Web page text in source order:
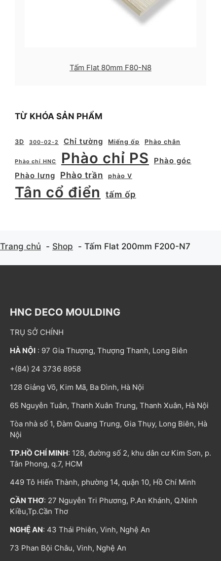
Tấm Flat 80mm F80-N8
TỪ KHÓA SẢN PHẨM
3D 300-02-2 Chỉ tường Miếng ốp Phào chân
Phào chỉ HNC Phào chỉ PS
Phào góc
Phào lưng
Phào trần phào V
Tân cổ điển tấm ốp
Trang chủ Shop Tấm Flat 200mm F200-N7
HNC DECO MOULDING
TRỤ SỞ CHÍNH
HÀ NỘI : 97 Gia Thượng, Thượng Thanh, Long Biên
+(84) 24 3736 8958
128 Giảng Võ, Kim Mã, Ba Đình, Hà Nội
65 Nguyễn Tuân, Thanh Xuân Trung, Thanh Xuân, Hà Nội
Tòa nhà số 1, Đàm Quang Trung, Gia Thụy, Long Biên, Hà
Nội
TP.HỒ CHÍ MINH: 128, đường số 2, khu dân cư Kim Sơn, p.
Tân Phong, q.7, HCM
449 Tô Hiến Thành, phường 14, quận 10, Hồ Chí Minh
CẦN THƠ: 27 Nguyễn Tri Phương, P.An Khánh, Q.Ninh
Kiều,Tp.Cần Thơ
NGHỆ AN: 43 Thái Phiên, Vinh, Nghệ An
73 Phan Bội Châu, Vinh, Nghệ An